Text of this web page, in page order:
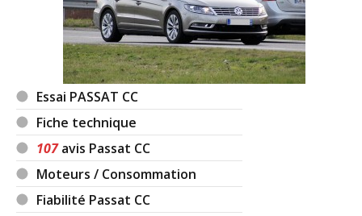
Essai PASSAT CC
Fiche technique
107avis Passat CC
Moteurs / Consommation
Fiabilité Passat CC